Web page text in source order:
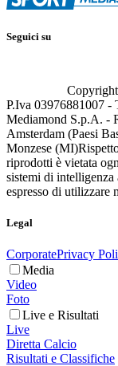
Seguici su
P.Iva 03976881007 -
Mediamond S.p.A. -
Amsterdam (Paesi
Monzese (MI)
riprodotti è vietata
sistemi di
espresso di utilizzare
Legal
CorporatePrivacy
Media
Video
Foto
Live e Risultati
Live
Diretta Calcio
Risultati e Classifiche